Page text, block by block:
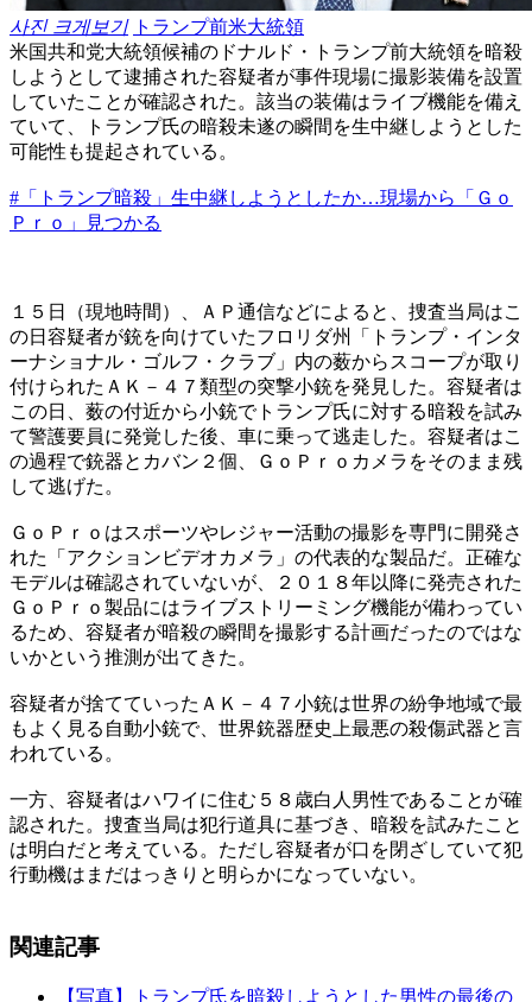
사진 크게보기 トランプ前米大統領
米国共和党大統領候補のドナルド・トランプ前大統領を暗殺
しようとして逮捕された容疑者が事件現場に撮影装備を設置
していたことが確認された。該当の装備はライブ機能を備え
ていて、トランプ氏の暗殺未遂の瞬間を生中継しようとした
可能性も提起されている。
#「トランプ暗殺」生中継しようとしたか…現場から「Ｇｏ
Ｐｒｏ」見つかる
１５日（現地時間）、ＡＰ通信などによると、捜査当局はこ
の日容疑者が銃を向けていたフロリダ州「トランプ・インタ
ーナショナル・ゴルフ・クラブ」内の薮からスコープが取り
付けられたＡＫ－４７類型の突撃小銃を発見した。容疑者は
この日、薮の付近から小銃でトランプ氏に対する暗殺を試み
て警護要員に発覚した後、車に乗って逃走した。容疑者はこ
の過程で銃器とカバン２個、ＧｏＰｒｏカメラをそのまま残
して逃げた。
ＧｏＰｒｏはスポーツやレジャー活動の撮影を専門に開発さ
れた「アクションビデオカメラ」の代表的な製品だ。正確な
モデルは確認されていないが、２０１８年以降に発売された
ＧｏＰｒｏ製品にはライブストリーミング機能が備わってい
るため、容疑者が暗殺の瞬間を撮影する計画だったのではな
いかという推測が出てきた。
容疑者が捨てていったＡＫ－４７小銃は世界の紛争地域で最
もよく見る自動小銃で、世界銃器歴史上最悪の殺傷武器と言
われている。
一方、容疑者はハワイに住む５８歳白人男性であることが確
認された。捜査当局は犯行道具に基づき、暗殺を試みたこと
は明白だと考えている。ただし容疑者が口を閉ざしていて犯
行動機はまだはっきりと明らかになっていない。
関連記事
【写真】トランプ氏を暗殺しようとした男性の最後の